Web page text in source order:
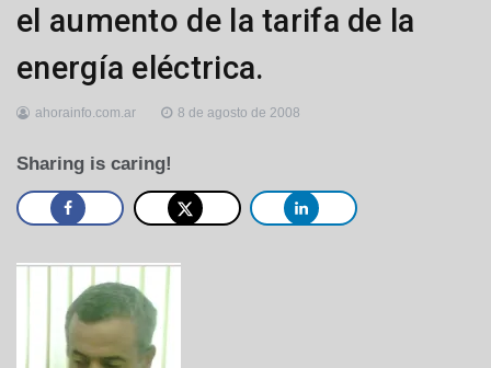
el aumento de la tarifa de la
energía eléctrica.
ahorainfo.com.ar 8 de agosto de 2008
Sharing is caring!